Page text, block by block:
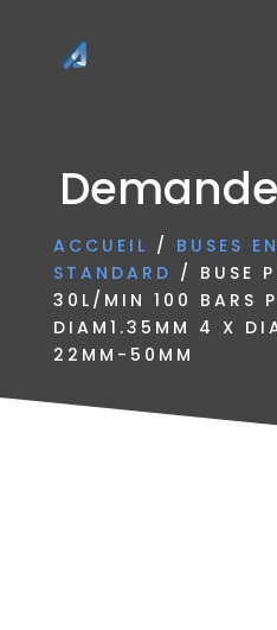
ACCUEIL / BUSES
STANDARD / BUSE
30L/MIN 100 BARS
DIAM1.35MM 4 X
22MM-50MM